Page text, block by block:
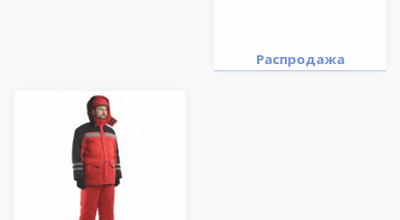
Распродажа